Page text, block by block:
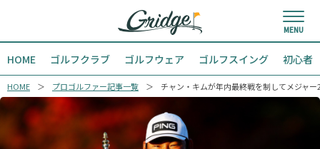
HOME ゴルフクラブ ゴルフウェア ゴルフスイング 初心者
HOME プロゴルファー記事一覧 チャン・キムが年内最終戦を制してメジャ